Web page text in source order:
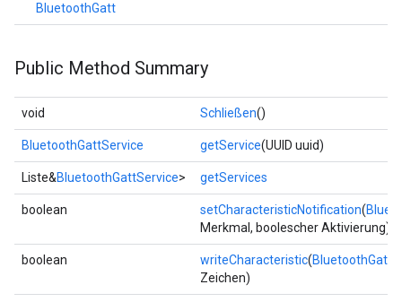
BluetoothGatt
Public Method Summary
void Schließen()
BluetoothGattService getService(UUID uuid)
Liste&BluetoothGattService> getServices
boolean setCharacteristicNotification(
Merkmal, boolescher Aktivierung)
boolean writeCharacteristic(
Zeichen)